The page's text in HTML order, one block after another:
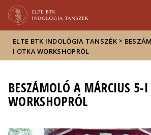
sajtóban
ELTE BTK INDOLÓGIA TANSZÉK >
I OTKA WORKSHOPRÓL
BESZÁMOLÓ A MÁRCIUS 5-
WORKSHOPRÓL